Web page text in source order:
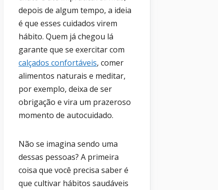
depois de algum tempo, a ideia
é que esses cuidados virem
hábito. Quem já chegou lá
garante que se exercitar com
calçados confortáveis, comer
alimentos naturais e meditar,
por exemplo, deixa de ser
obrigação e vira um prazeroso
momento de autocuidado.
Não se imagina sendo uma
dessas pessoas? A primeira
coisa que você precisa saber é
que cultivar hábitos saudáveis